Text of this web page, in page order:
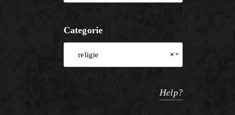
Categorie
×
religie
Help?